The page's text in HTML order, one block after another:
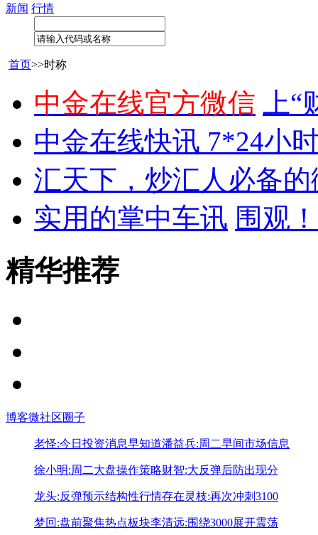
新闻 行情
首页>>时称
中金在线官方微信
上
中金在线快讯 7*24小
汇天下，炒汇人必备
实用的掌中车讯 围观
精华推荐
博客微社区圈子
老怪:今日投资消息早知道潘益兵:周二早间市场信息
徐小明:周二大盘操作策略财智:大反弹后防出现分
龙头:反弹预示结构性行情存在灵枝:再次冲刺3100
梦回:盘前聚焦热点板块李清远:围绕3000展开震荡